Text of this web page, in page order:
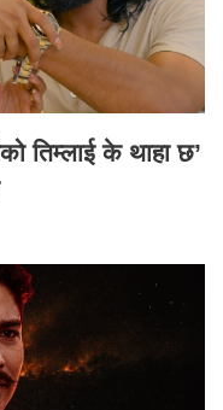
तिम्लाई के थाहा छ’